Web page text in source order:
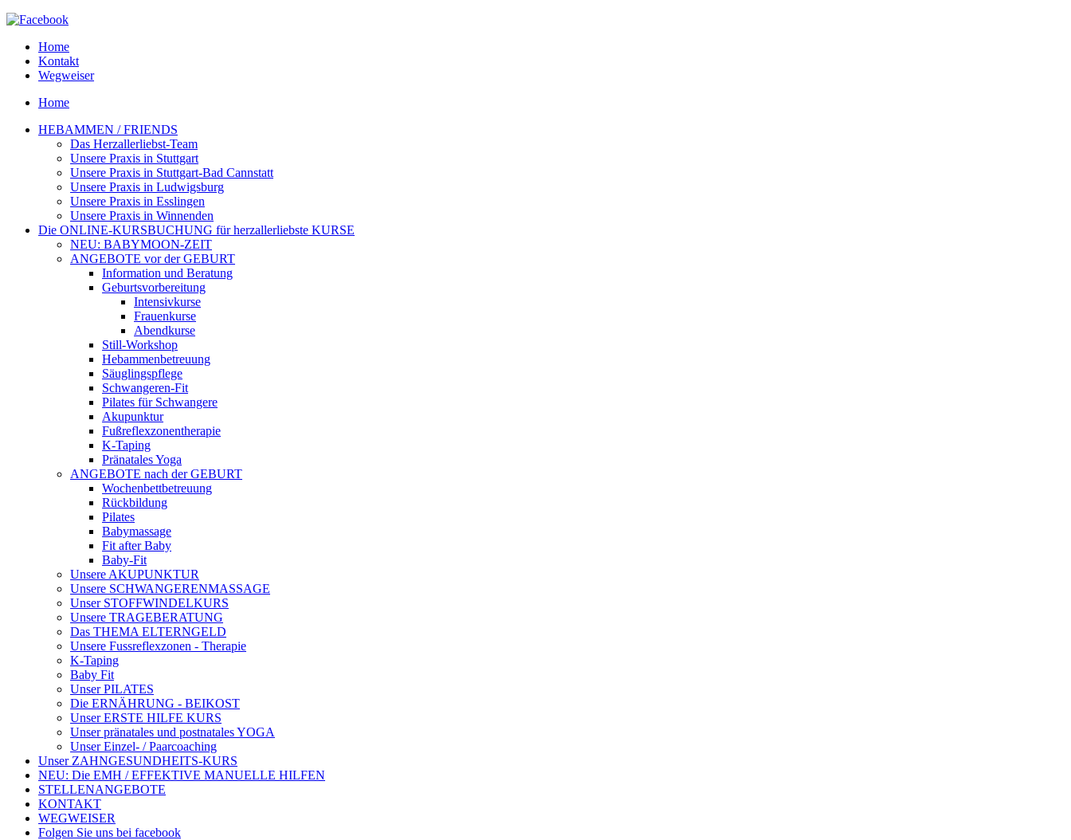
Home
Kontakt
Wegweiser
Home
HEBAMMEN / FRIENDS
Das Herzallerliebst-Team
Unsere Praxis in Stuttgart
Unsere Praxis in Stuttgart-Bad Cannstatt
Unsere Praxis in Ludwigsburg
Unsere Praxis in Esslingen
Unsere Praxis in Winnenden
Die ONLINE-KURSBUCHUNG für herzallerliebste KURSE
NEU: BABYMOON-ZEIT
ANGEBOTE vor der GEBURT
Information und Beratung
Geburtsvorbereitung
Intensivkurse
Frauenkurse
Abendkurse
Still-Workshop
Hebammenbetreuung
Säuglingspflege
Schwangeren-Fit
Pilates für Schwangere
Akupunktur
Fußreflexzonentherapie
K-Taping
Pränatales Yoga
ANGEBOTE nach der GEBURT
Wochenbettbetreuung
Rückbildung
Pilates
Babymassage
Fit after Baby
Baby-Fit
Unsere AKUPUNKTUR
Unsere SCHWANGERENMASSAGE
Unser STOFFWINDELKURS
Unsere TRAGEBERATUNG
Das THEMA ELTERNGELD
Unsere Fussreflexzonen - Therapie
K-Taping
Baby Fit
Unser PILATES
Die ERNÄHRUNG - BEIKOST
Unser ERSTE HILFE KURS
Unser pränatales und postnatales YOGA
Unser Einzel- / Paarcoaching
Unser ZAHNGESUNDHEITS-KURS
NEU: Die EMH / EFFEKTIVE MANUELLE HILFEN
STELLENANGEBOTE
KONTAKT
WEGWEISER
Folgen Sie uns bei facebook